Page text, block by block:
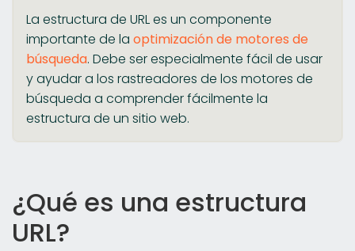
La estructura de URL es un componente
importante de la optimización de motores de
búsqueda. Debe ser especialmente fácil de usar
y ayudar a los rastreadores de los motores de
búsqueda a comprender fácilmente la
estructura de un sitio web.
¿Qué es una estructura
URL?